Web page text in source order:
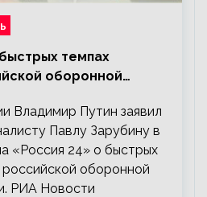
темпах
оборонной
Владимир Путин заявил
Павлу Зарубину в
«Россия 24» о быстрых
российской оборонной
РИА Новости